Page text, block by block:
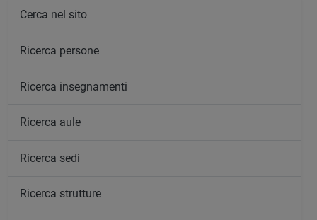
Cerca nel sito
Ricerca persone
Ricerca insegnamenti
Ricerca aule
Ricerca sedi
Ricerca strutture